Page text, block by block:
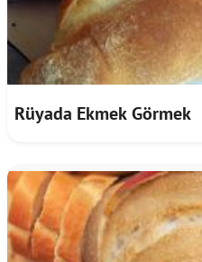
Rüyada Ekmek Görmek